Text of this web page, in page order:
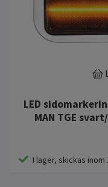
LED
MAN TGE
I lager, skickas inom